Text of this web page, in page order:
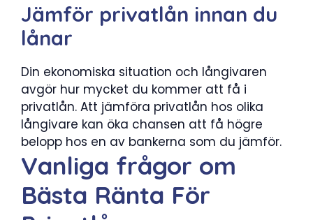
Jämför privatlån innan du
lånar
Din ekonomiska situation och långivaren
avgör hur mycket du kommer att få i
privatlån. Att jämföra privatlån hos olika
långivare kan öka chansen att få högre
belopp hos en av bankerna som du jämför.
Vanliga frågor om
Bästa Ränta För